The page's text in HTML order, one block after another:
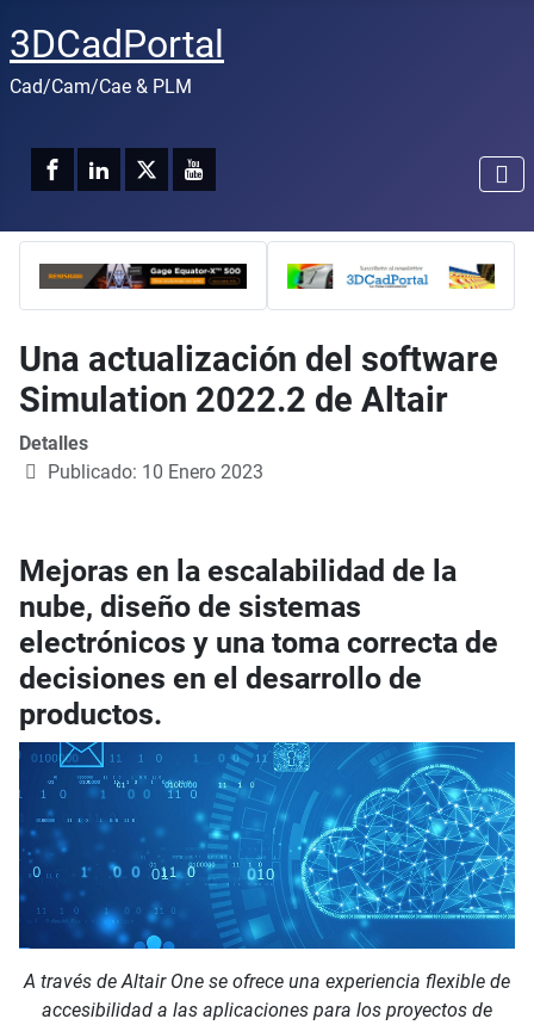
3DCadPortal
Cad/Cam/Cae & PLM
Una actualización del software
Simulation 2022.2 de Altair
Detalles
Publicado: 10 Enero 2023
Mejoras en la escalabilidad de la
nube, diseño de sistemas
electrónicos y una toma correcta de
decisiones en el desarrollo de
productos.
A través de Altair One se ofrece una experiencia flexible de
accesibilidad a las aplicaciones para los proyectos de